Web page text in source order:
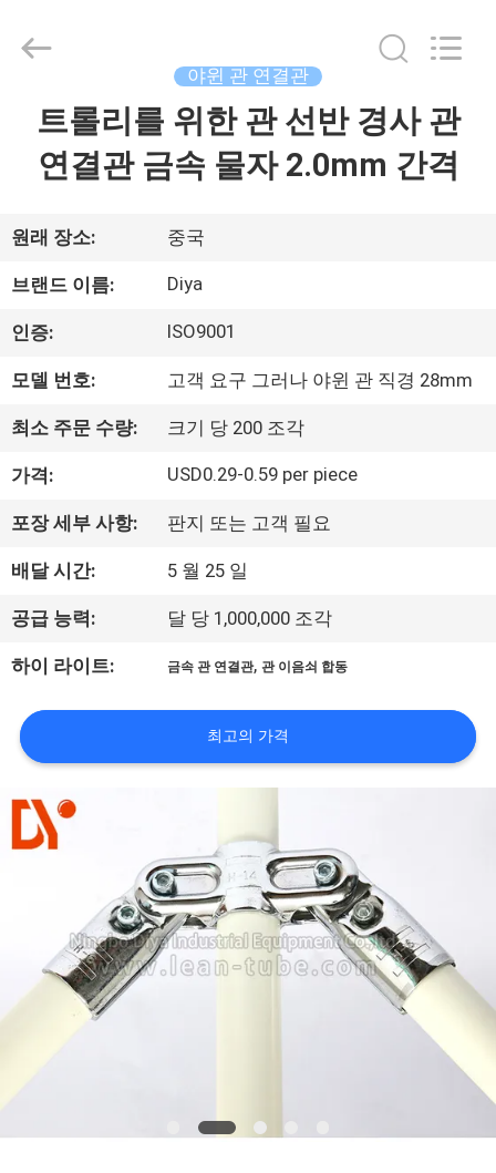
품
회
사
공
장
견
학
품
관
의
Industrial
야윈 관 연결관
트롤리를 위한 관 선반 경사 관
연결관 금속 물자 2.0mm 간격
원래 장소: 중국
브랜드 이름: Diya
인증: ISO9001
모델 번호: 고객 요구 그러나 야윈 관 직경 28mm
최소 주문 수량: 크기 당 200 조각
가격: USD0.29-0.59 per piece
포장 세부 사항: 판지 또는 고객 필요
배달 시간: 5 월 25 일
공급 능력: 달 당 1,000,000 조각
하이 라이트: 금속 관 연결관,관 이음쇠 합동
최고의 가격